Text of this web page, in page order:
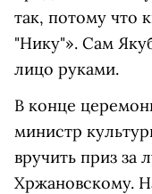
так, потому что
"Нику"». Сам
лицо руками.
В конце
министр
вручить приз
Хржановскому.